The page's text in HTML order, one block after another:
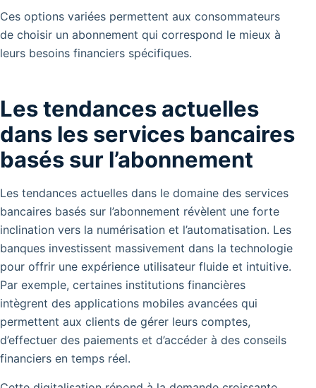
Ces options variées permettent aux consommateurs
de choisir un abonnement qui correspond le mieux à
leurs besoins financiers spécifiques.
Les tendances actuelles
dans les services bancaires
basés sur l’abonnement
Les tendances actuelles dans le domaine des services
bancaires basés sur l’abonnement révèlent une forte
inclination vers la numérisation et l’automatisation. Les
banques investissent massivement dans la technologie
pour offrir une expérience utilisateur fluide et intuitive.
Par exemple, certaines institutions financières
intègrent des applications mobiles avancées qui
permettent aux clients de gérer leurs comptes,
d’effectuer des paiements et d’accéder à des conseils
financiers en temps réel.